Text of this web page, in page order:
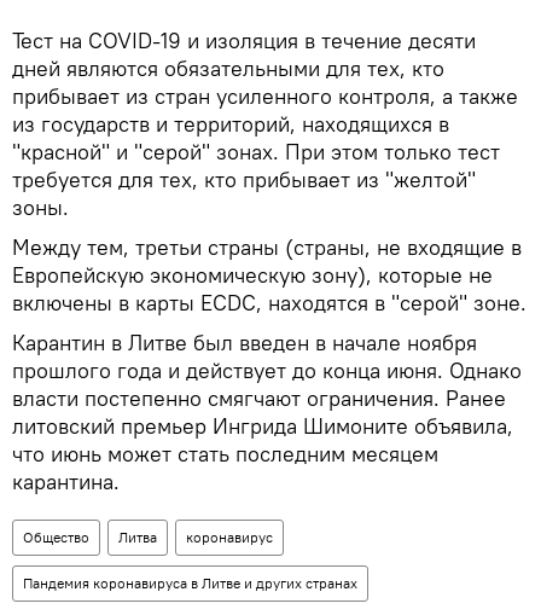
Тест на COVID-19 и изоляция в течение десяти
дней являются обязательными для тех, кто
прибывает из стран усиленного контроля, а также
из государств и территорий, находящихся в
"красной" и "серой" зонах. При этом только тест
требуется для тех, кто прибывает из "желтой"
зоны.
Между тем, третьи страны (страны, не входящие в
Европейскую экономическую зону), которые не
включены в карты ECDC, находятся в "серой" зоне.
Карантин в Литве был введен в начале ноября
прошлого года и действует до конца июня. Однако
власти постепенно смягчают ограничения. Ранее
литовский премьер Ингрида Шимоните объявила,
что июнь может стать последним месяцем
карантина.
Общество Литва коронавирус
Пандемия коронавируса в Литве и других странах